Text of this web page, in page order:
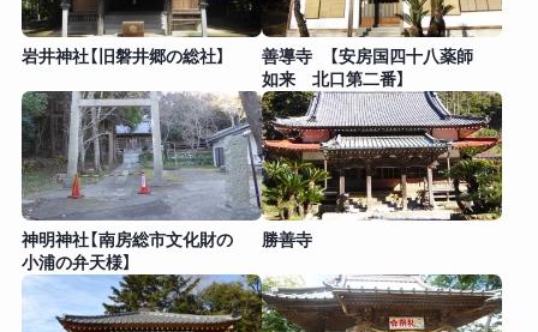
岩井神社【旧磐井郷の総社】
善導寺 【安房国四十八薬師
如来 北口第二番】
神明神社【南房総市文化財の
小浦の弁天様】
勝善寺